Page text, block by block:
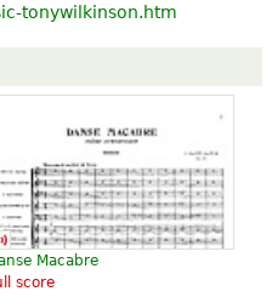
tonywilkinson.htm
Macabre
score